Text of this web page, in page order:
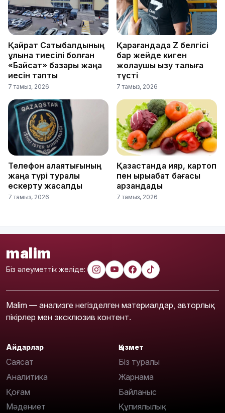
Қайрат Сатыбалдының
ұлына тиесілі болған
«Байсат» базары жаңа
иесін тапты
7 тамыз, 2026
Қарағандада Z белгісі
бар жейде киген
жолаушы қызу талқыға
түсті
7 тамыз, 2026
Телефон алаяқтығының
жаңа түрі туралы
ескерту жасалды
7 тамыз, 2026
Қазақстанда қияр, картоп
пен қырыққабат бағасы
арзандады
7 тамыз, 2026
malim
Біз әлеуметтік желіде:
Malim — анализге негізделген материалдар, авторлық
пікірлер мен эксклюзив контент.
Айдарлар
Саясат
Аналитика
Қоғам
Мәдениет
Қызмет
Біз туралы
Жарнама
Байланыс
Құпиялылық